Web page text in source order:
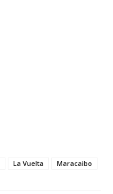
La Vuelta Maracaibo